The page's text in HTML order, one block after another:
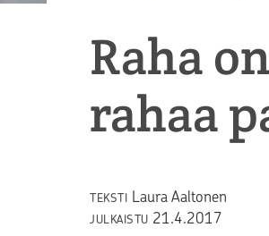
Raha
rahaa
TEKSTI Laura Aaltonen
JULKAISTU 21.4.2017